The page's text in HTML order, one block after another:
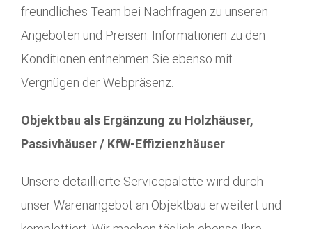
freundliches Team bei Nachfragen zu unseren
Angeboten und Preisen. Informationen zu den
Konditionen entnehmen Sie ebenso mit
Vergnügen der Webpräsenz.
Objektbau als Ergänzung zu Holzhäuser,
Passivhäuser / KfW-Effizienzhäuser
Unsere detaillierte Servicepalette wird durch
unser Warenangebot an Objektbau erweitert und